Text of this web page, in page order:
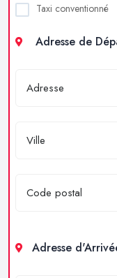
Taxi conventionné
Adresse de
Adresse